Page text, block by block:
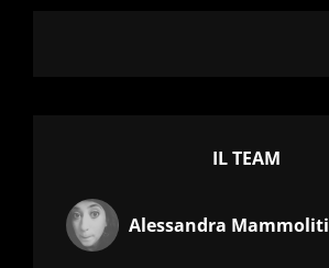
IL TEAM
Alessandra Mammoliti